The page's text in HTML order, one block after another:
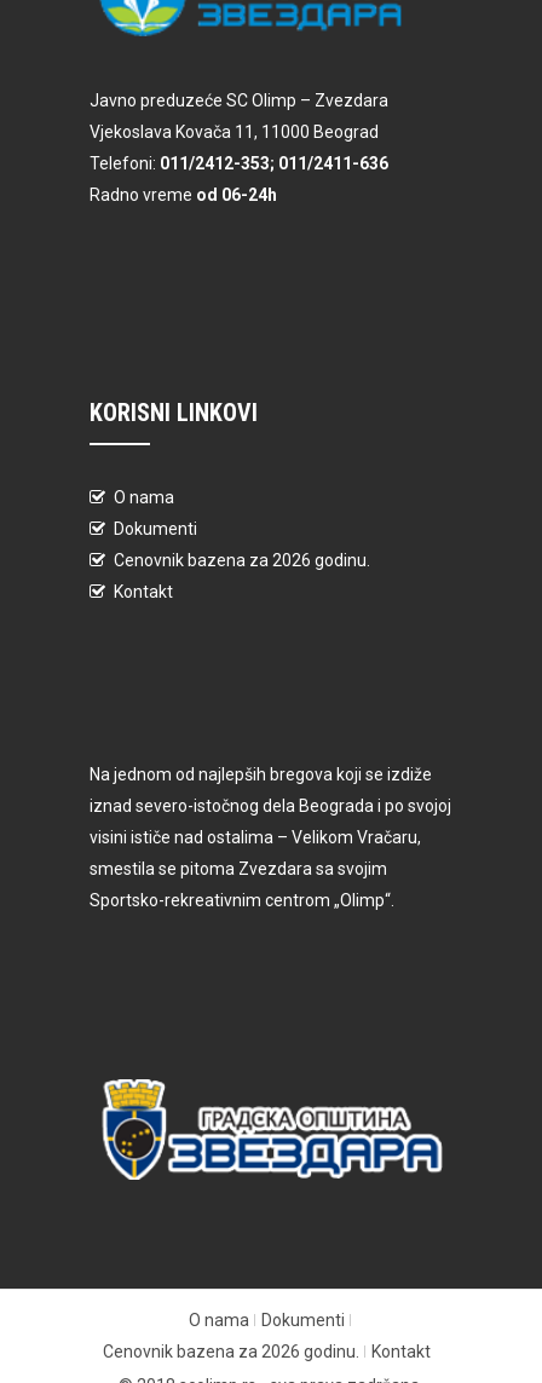
Javno preduzeće SC Olimp – Zvezdara
Vjekoslava Kovača 11, 11000 Beograd
Telefoni: 011/2412-353; 011/2411-636
Radno vreme od 06-24h
KORISNI LINKOVI
O nama
Dokumenti
Cenovnik bazena za 2026 godinu.
Kontakt
Na jednom od najlepših bregova koji se izdiže
iznad severo-istočnog dela Beograda i po svojoj
visini ističe nad ostalima – Velikom Vračaru,
smestila se pitoma Zvezdara sa svojim
Sportsko-rekreativnim centrom „Olimp“.
O nama
Dokumenti
Cenovnik bazena za 2026 godinu.
Kontakt